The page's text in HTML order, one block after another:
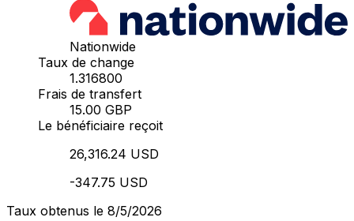
Nationwide
Taux de change
1.316800
Frais de transfert
15.00 GBP
Le bénéficiaire reçoit
26,316.24 USD
-347.75 USD
Taux obtenus le 8/5/2026